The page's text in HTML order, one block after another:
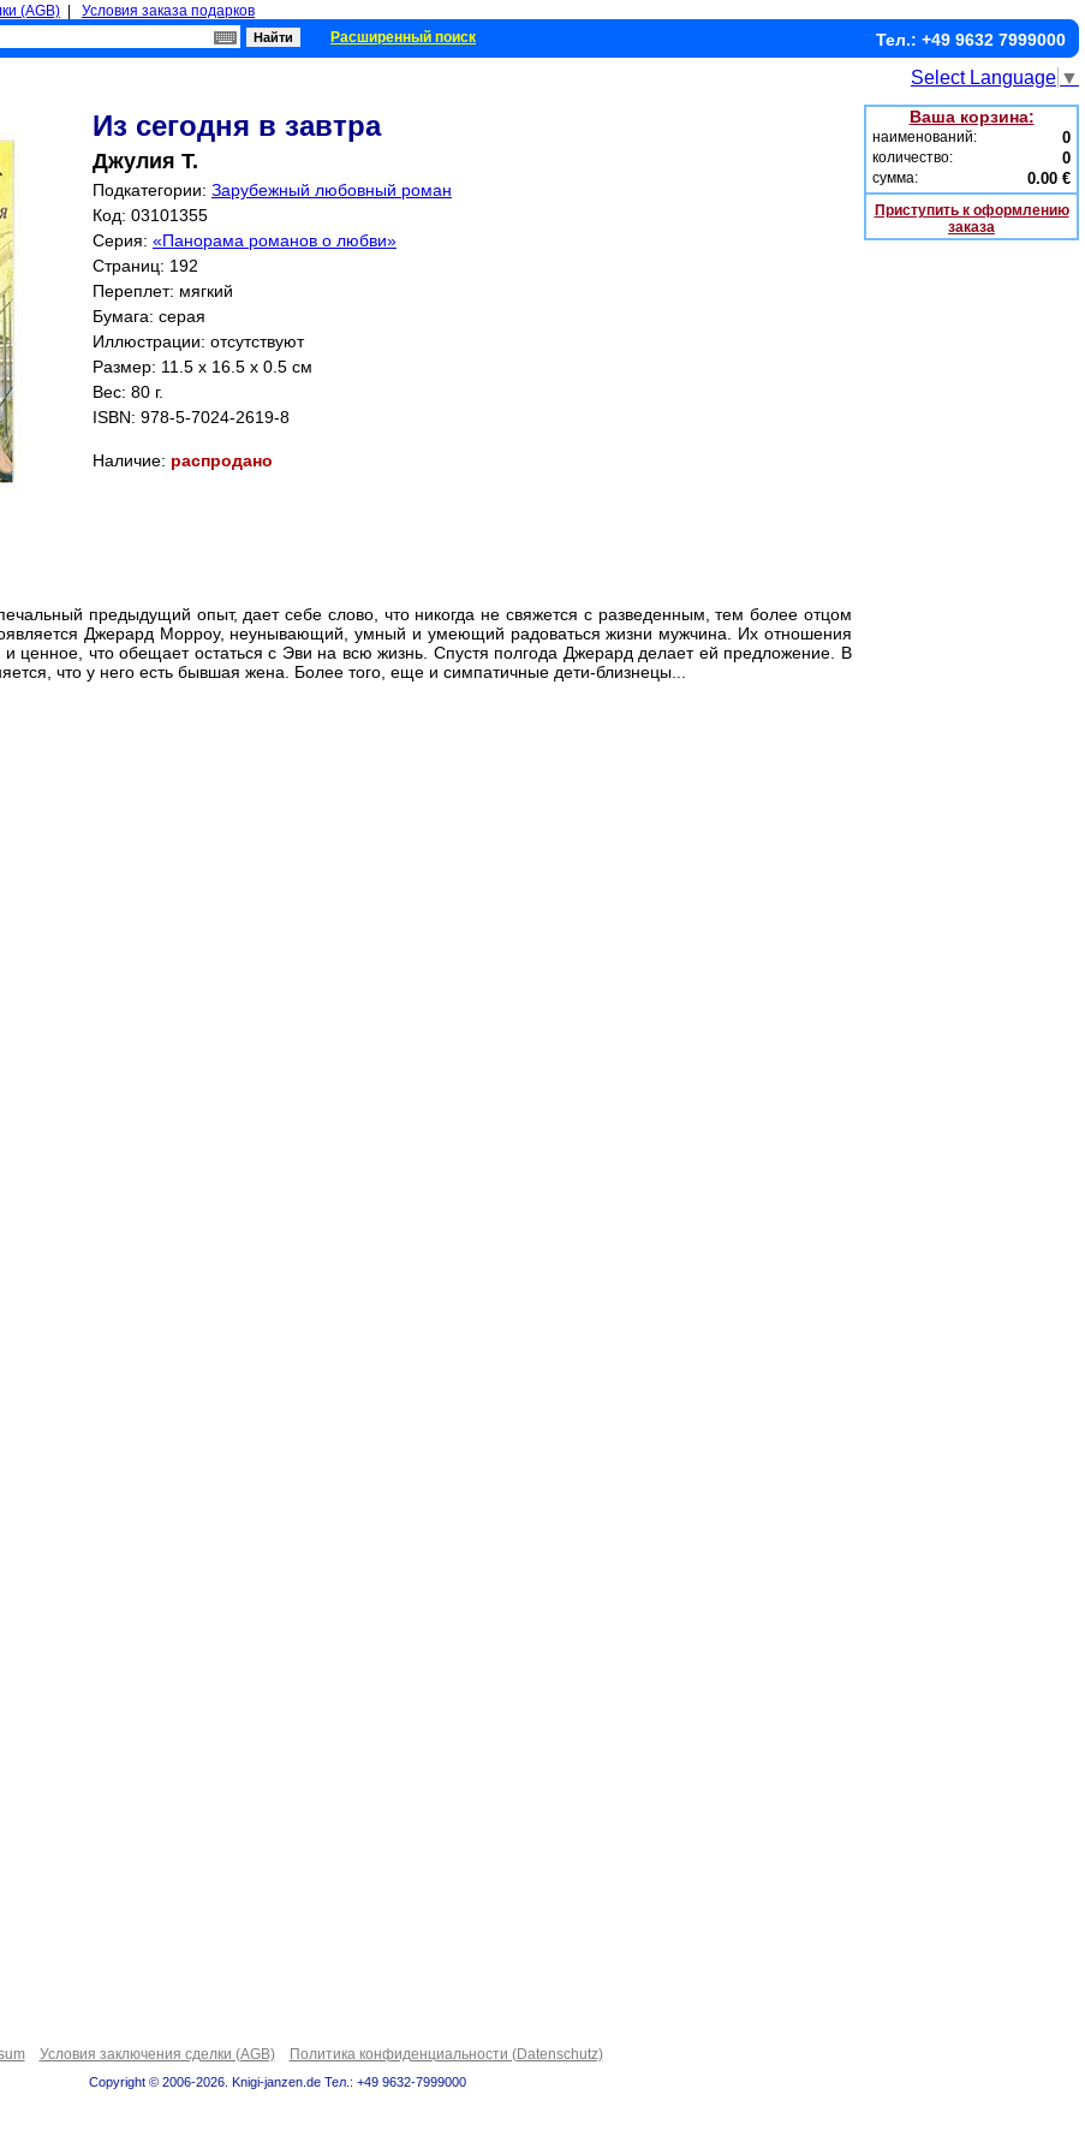
(AGB) Условия заказа подарков
Расширенный поиск Тел.: +49 9632 7999000
Select Language ▼
Из сегодня в завтра
Джулия Т.
Подкатегории: Зарубежный любовный роман
Код: 03101355
Серия: «Панорама романов о любви»
Страниц: 192
Переплет: мягкий
Бумага: серая
Иллюстрации: отсутствуют
Размер: 11.5 x 16.5 x 0.5 см
Вес: 80 г.
ISBN: 978-5-7024-2619-8
Наличие: распродано
предыдущий опыт, дает себе слово, что никогда не свяжется с разведенным, тем более отцом
Джерард Морроу, неунывающий, умный и умеющий радоваться жизни мужчина. Их отношения
ценное, что обещает остаться с Эви на всю жизнь. Спустя полгода Джерард делает ей предложение. В
что у него есть бывшая жена. Более того, еще и симпатичные дети-близнецы...
Ваша корзина:
наименований: 0
количество: 0
сумма: 0.00 €
Приступить к оформлению
заказа
Условия заключения сделки (AGB) Политика конфиденциальности (Datenschutz)
Copyright © 2006-2026. Knigi-janzen.de Тел.: +49 9632-7999000